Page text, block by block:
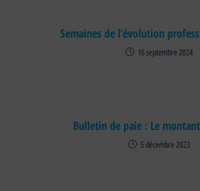
Semaines de l’évolution
16 septembre 2024
Bulletin de paie : Le
5 décembre 2023